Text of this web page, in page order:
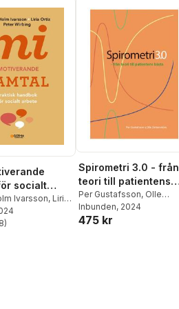
socialt
praktisk
för socialt
Ivarsson, Liria
Wirbing
Totalt antal röster:
8)
Spirometri 3.0 - från
teori till patientens
bästa
Per Gustafsson, Olle
Zetterström
Inbunden, 2024
475 kr